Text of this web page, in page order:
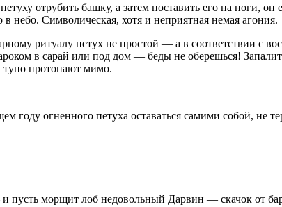
отрубить башку, а затем поставить его на ноги,
небо. Символическая, хотя и неприятная немая агония.
ритуалу петух не простой — а в соответствии с
в сарай или под дом — беды не оберешься!
тупо протопают мимо.
году огненного петуха оставаться самими собой, не
морщит лоб недовольный Дарвин — скачок от